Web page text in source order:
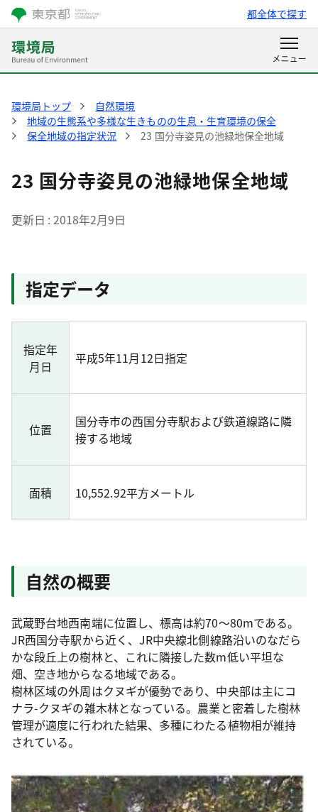
都全体で探す
環境局トップ
自然環境
地域の生態系や多様な生きものの生息・生育環境の保全
保全地域の指定状況
23 国分寺姿見の池緑地保全地域
23 国分寺姿見の池緑地保全地域
更新日 2018年2月9日
指定データ
指定年
月日
平成5年11月12日指定
位置
国分寺市の西国分寺駅および鉄道線路に隣
接する地域
面積 10,552.92平方メートル
自然の概要
武蔵野台地西南端に位置し、標高は約70～80mである。
JR西国分寺駅から近く、JR中央線北側線路沿いのなだら
かな段丘上の樹林と、これに隣接した数m低い平坦な
畑、空き地からなる地域である。
樹林区域の外周はクヌギが優勢であり、中央部は主にコ
ナラ-クヌギの雑木林となっている。農業と密着した樹林
管理が適度に行われた結果、多種にわたる植物相が維持
されている。